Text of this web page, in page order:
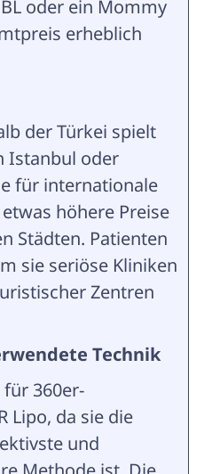
oder ein Mommy
erheblich
der Türkei spielt
Istanbul oder
für internationale
höhere Preise
Städten. Patienten
sie seriöse Kliniken
Zentren
Technik
360er-
Lipo, da sie die
und